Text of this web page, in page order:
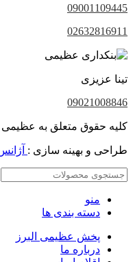
09001109445
02632816911
تینا عزیزی
09021008846
کلیه حقوق متعلق به
طراحی و بهینه سازی :
منو
دسته بندی ها
پخش عظیمی البرز
درباره ما